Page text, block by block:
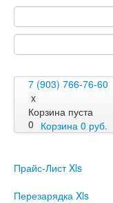
7 (903) 766-76-60
x
Корзина пуста
0 Корзина 0 руб.
Перезарядка
Перезарядка
Прайс-Лист Xls
Перезарядка Xls